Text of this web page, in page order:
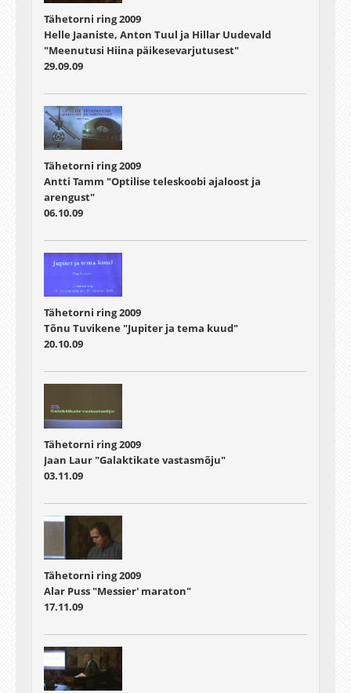
Tähetorni ring 2009
Helle Jaaniste, Anton Tuul ja Hillar Uudevald
"Meenutusi Hiina päikesevarjutusest"
29.09.09
Tähetorni ring 2009
Antti Tamm "Optilise teleskoobi ajaloost ja
arengust"
06.10.09
Tähetorni ring 2009
Tõnu Tuvikene "Jupiter ja tema kuud"
20.10.09
Tähetorni ring 2009
Jaan Laur "Galaktikate vastasmõju"
03.11.09
Tähetorni ring 2009
Alar Puss "Messier' maraton"
17.11.09